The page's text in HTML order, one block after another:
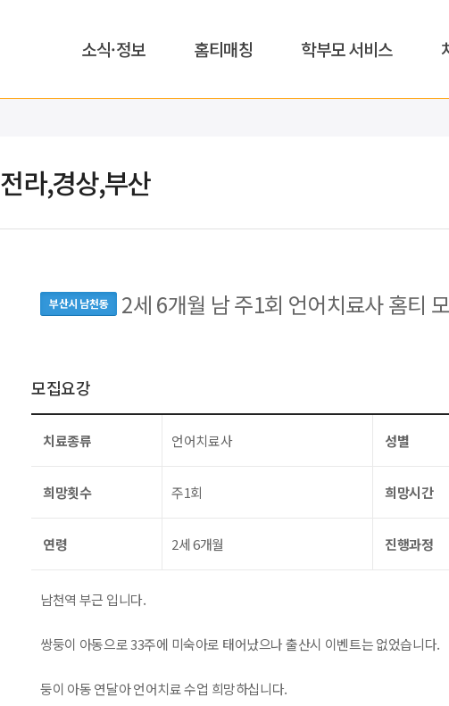
소식·정보 홈티매칭 학부모 서비스
전라,경상,부산
부산시 남천동 2세 6개월 남 주1회 언어치료사 홈티
모집요강
치료종류 언어치료사 성별
희망횟수 주1회 희망시간
연령 2세 6개월 진행과정
남천역 부근 입니다.
쌍둥이 아동으로 33주에 미숙아로 태어났으나 출산시 이벤트는 없었습니다.
둥이 아동 연달아 언어치료 수업 희망하십니다.